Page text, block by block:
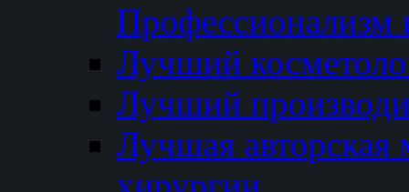
Профессионализм
Лучший
Лучший
Лучшая авторская